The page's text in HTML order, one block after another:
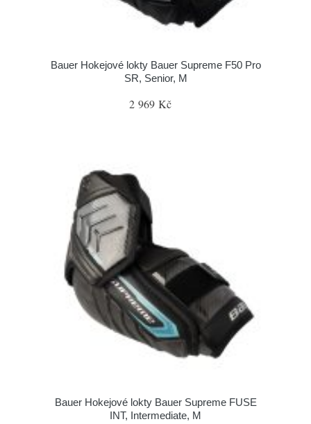
Bauer Hokejové lokty Bauer Supreme F50 Pro
SR, Senior, M
2 969 Kč
Bauer Hokejové lokty Bauer Supreme FUSE
INT, Intermediate, M